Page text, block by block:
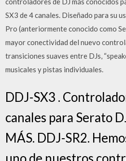
SX3 de 4 canales. Diseñado para su
Pro (anteriormente conocido como
mayor conectividad del nuevo
transiciones suaves entre DJs,
musicales y pistas individuales.
DDJ-SX3 .
canales para Serato
MÁS. DDJ-SR2.